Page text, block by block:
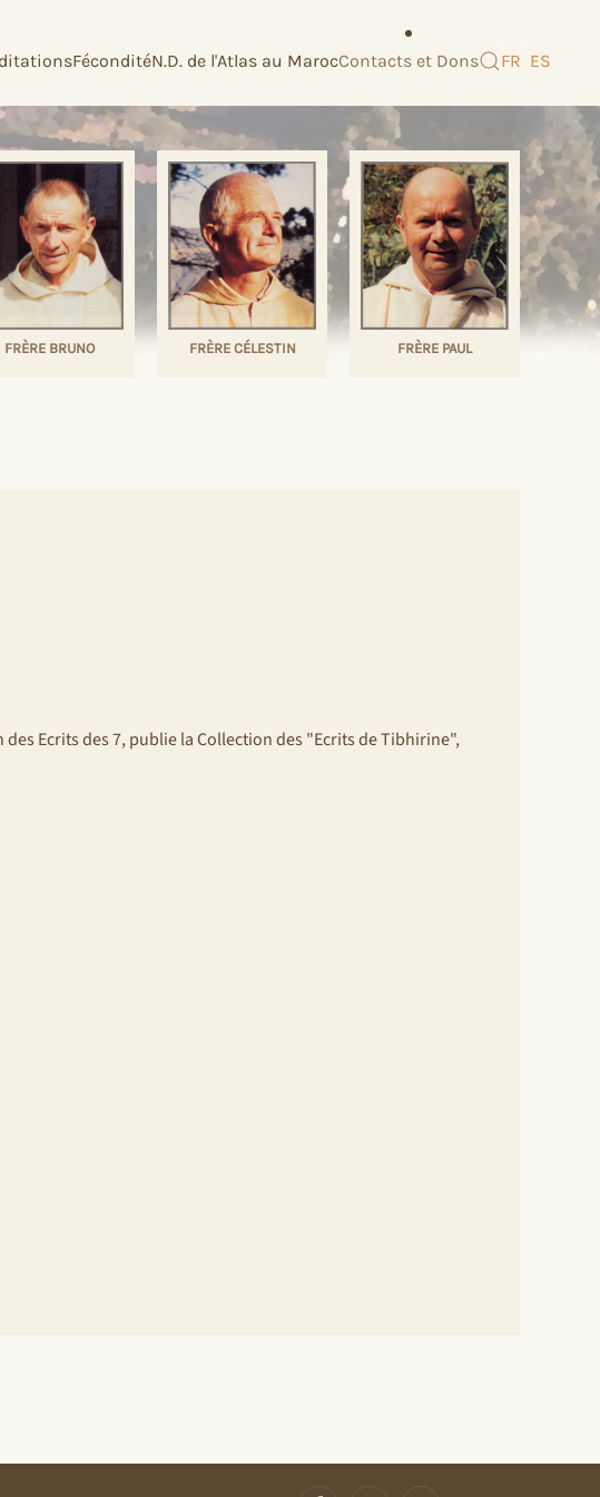
FéconditéN.D. de l'Atlas au MarocContacts et Dons FR ES
FRÈRE BRUNO FRÈRE CÉLESTIN FRÈRE PAUL
Ecrits des 7, publie la Collection des "Ecrits de Tibhirine",